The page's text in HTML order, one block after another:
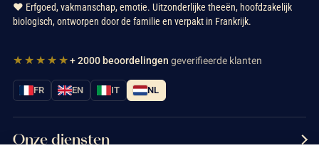
❤️ Erfgoed, vakmanschap, emotie. Uitzonderlijke theeën, hoofdzakelijk
biologisch, ontworpen door de familie en verpakt in Frankrijk.
★★★★★+ 2000 beoordelingen geverifieerde klanten
FR EN IT NL
Onze diensten